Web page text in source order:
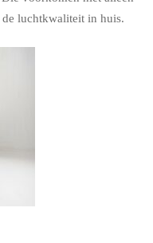
luchtkwaliteit in huis.